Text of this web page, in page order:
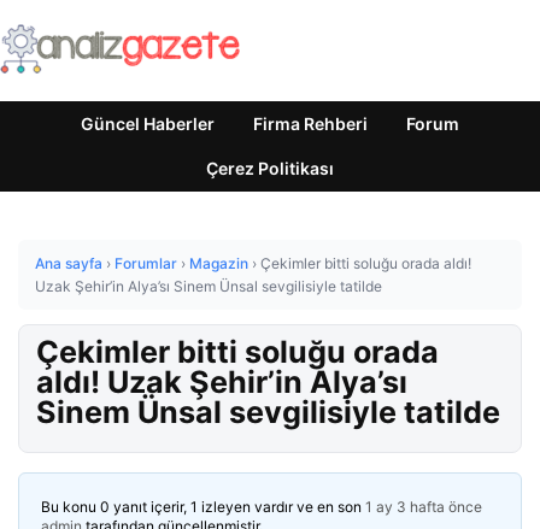
Güncel Haberler Firma Rehberi Forum
Çerez Politikası
Ana sayfa › Forumlar › Magazin › Çekimler bitti soluğu orada aldı!
Uzak Şehir’in Alya’sı Sinem Ünsal sevgilisiyle tatilde
Çekimler bitti soluğu orada
aldı! Uzak Şehir’in Alya’sı
Sinem Ünsal sevgilisiyle tatilde
Bu konu 0 yanıt içerir, 1 izleyen vardır ve en son 1 ay 3 hafta önce